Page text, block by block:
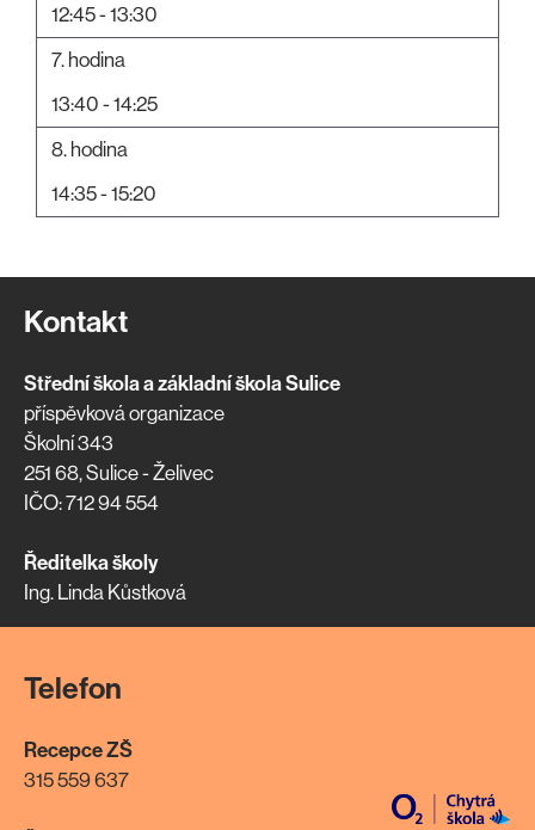
12:45 - 13:30
7. hodina
13:40 - 14:25
8. hodina
14:35 - 15:20
Kontakt
Střední škola a základní škola Sulice
příspěvková organizace
Školní 343
251 68, Sulice - Želivec
IČO: 712 94 554
Ředitelka školy
Ing. Linda Kůstková
Telefon
Recepce ZŠ
315 559 637